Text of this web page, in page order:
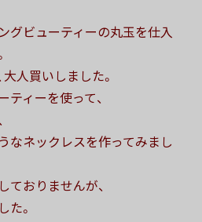
グビューティーの丸玉を仕入
人買いしました。
ィーを使って、
なネックレスを作ってみまし
ておりませんが、
た。